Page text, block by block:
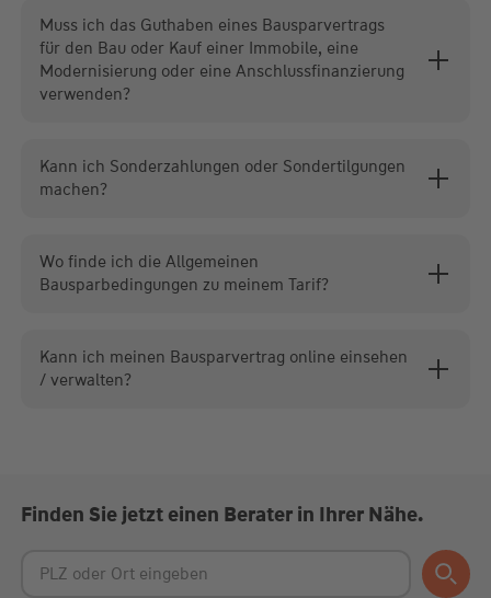
Muss ich das Guthaben eines Bausparvertrags
für den Bau oder Kauf einer Immobile, eine
Modernisierung oder eine Anschlussfinanzierung
verwenden?
Kann ich Sonderzahlungen oder Sondertilgungen
machen?
Wo finde ich die Allgemeinen
Bausparbedingungen zu meinem Tarif?
Kann ich meinen Bausparvertrag online einsehen
/ verwalten?
Finden Sie jetzt einen Berater in Ihrer Nähe.